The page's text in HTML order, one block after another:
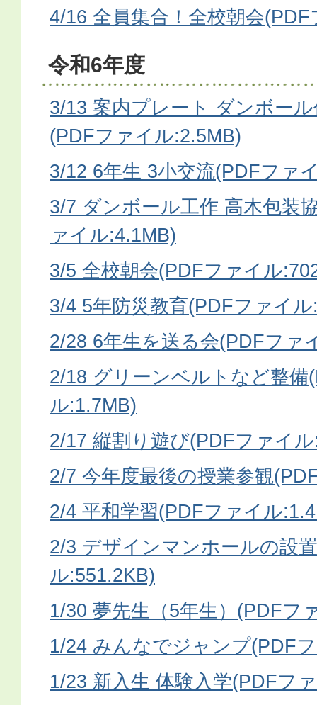
4/16 全員集合！全校朝会
令和6年度
3/13 案内プレート ダンボー
(PDFファイル:2.5MB)
3/12 6年生 3小交流(PDFファ
3/7 ダンボール工作 高木包装
ァイル:4.1MB)
3/5 全校朝会(PDFファイル
3/4 5年防災教育(PDFファイ
2/28 6年生を送る会(PDFファ
2/18 グリーンベルトなど整備
ル:1.7MB)
2/17 縦割り遊び(PDFファイ
2/7 今年度最後の授業参観
2/4 平和学習(PDFファイル
2/3 デザインマンホールの設
ル:551.2KB)
1/30 夢先生（5年生）(PDFフ
1/24 みんなでジャンプ(PDF
1/23 新入生 体験入学(PDFフ